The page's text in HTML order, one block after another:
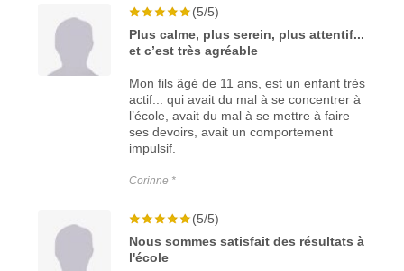
(5/5)
Plus calme, plus serein, plus attentif...
et c’est très agréable
Mon fils âgé de 11 ans, est un enfant très
actif... qui avait du mal à se concentrer à
l’école, avait du mal à se mettre à faire
ses devoirs, avait un comportement
impulsif.
Corinne *
(5/5)
Nous sommes satisfait des résultats à
l'école